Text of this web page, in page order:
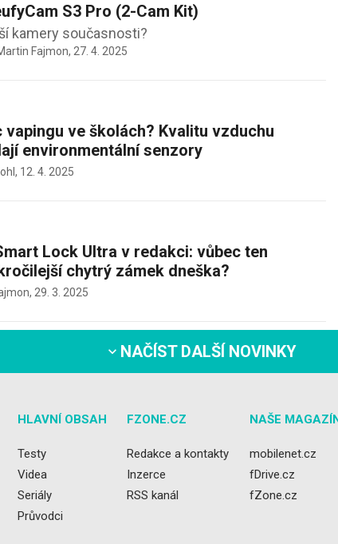
S3 Pro (2-Cam Kit)
kamery současnosti?
Fajmon, 27. 4. 2025
vapingu ve školách? Kvalitu vzduchu
environmentální senzory
12. 4. 2025
Lock Ultra v redakci: vůbec ten
chytrý zámek dneška?
29. 3. 2025
NAČÍST DALŠÍ NOVINKY
HLAVNÍ OBSAH
Testy
Videa
Seriály
Průvodci
FZONE.CZ
Redakce a kontakty
Inzerce
RSS kanál
NAŠE
mobilenet.cz
fDrive.cz
fZone.cz